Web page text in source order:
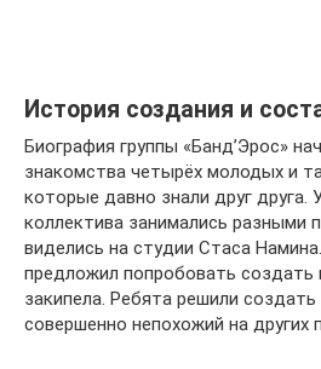
История создания и
Биография группы «Банд’Эрос»
знакомства четырёх молодых и
которые давно знали друг друга.
коллектива занимались разными
виделись на студии Стаса
предложил попробовать создать
закипела. Ребята решили создать
совершенно непохожий на других